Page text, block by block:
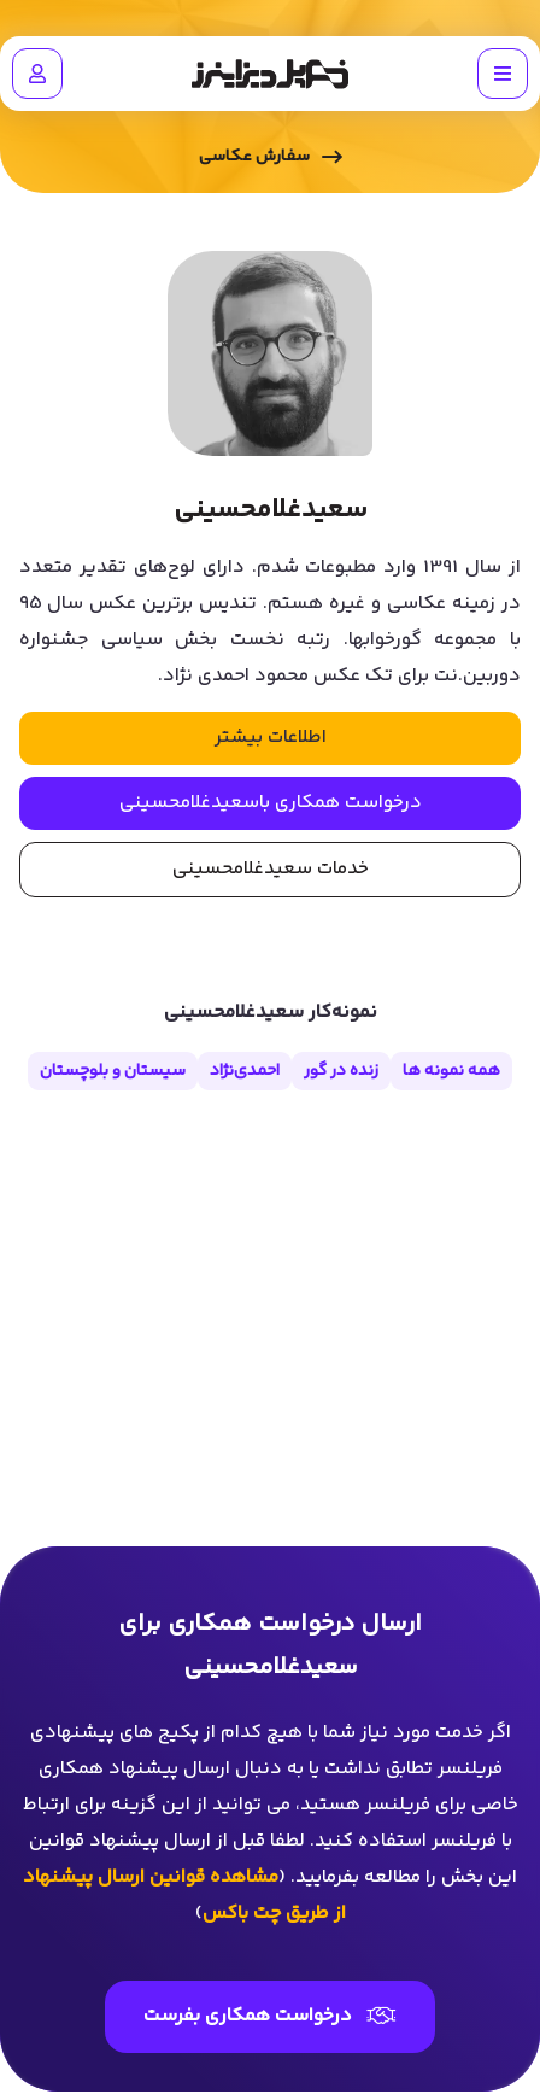
سفارش عکاسی
سعيدغلامحسيني
از سال 1391 وارد مطبوعات شدم. دارای لوح‌های تقدیر متعدد
در زمینه عکاسی و غیره هستم. تندیس برترین عکس سال ۹۵
با مجموعه گورخوابها. رتبه نخست بخش سیاسی جشنواره
دوربین.نت برای تک عکس محمود احمدی نژاد.
اطلاعات بیشتر
درخواست همکاری باسعيدغلامحسيني
خدمات سعيدغلامحسيني
نمونه‌کارسعيدغلامحسيني
همه نمونه ها زنده در گور احمدی‌نژاد سیستان و بلوچستان
ارسال درخواست همکاری برای
سعيدغلامحسيني
اگر خدمت مورد نیاز شما با هیچ کدام از پکیج های پیشنهادی
فریلنسر تطابق نداشت یا به دنبال ارسال پیشنهاد همکاری
خاصی برای فریلنسر هستید، می توانید از این گزینه برای ارتباط
با فریلنسر استفاده کنید. لطفا قبل از ارسال پیشنهاد قوانین
این بخش را مطالعه بفرمایید. (مشاهده قوانین ارسال پیشنهاد
از طریق چت باکس)
درخواست همکاری بفرست